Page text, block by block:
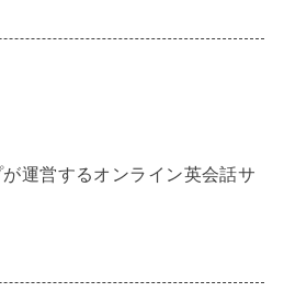
運営するオンライン英会話サ